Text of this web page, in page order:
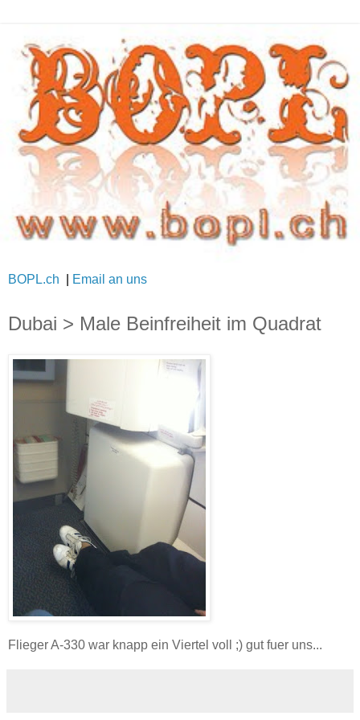
BOPL.ch Email an uns
Dubai > Male Beinfreiheit im Quadrat
Flieger A-330 war knapp ein Viertel voll ;) gut fuer uns...